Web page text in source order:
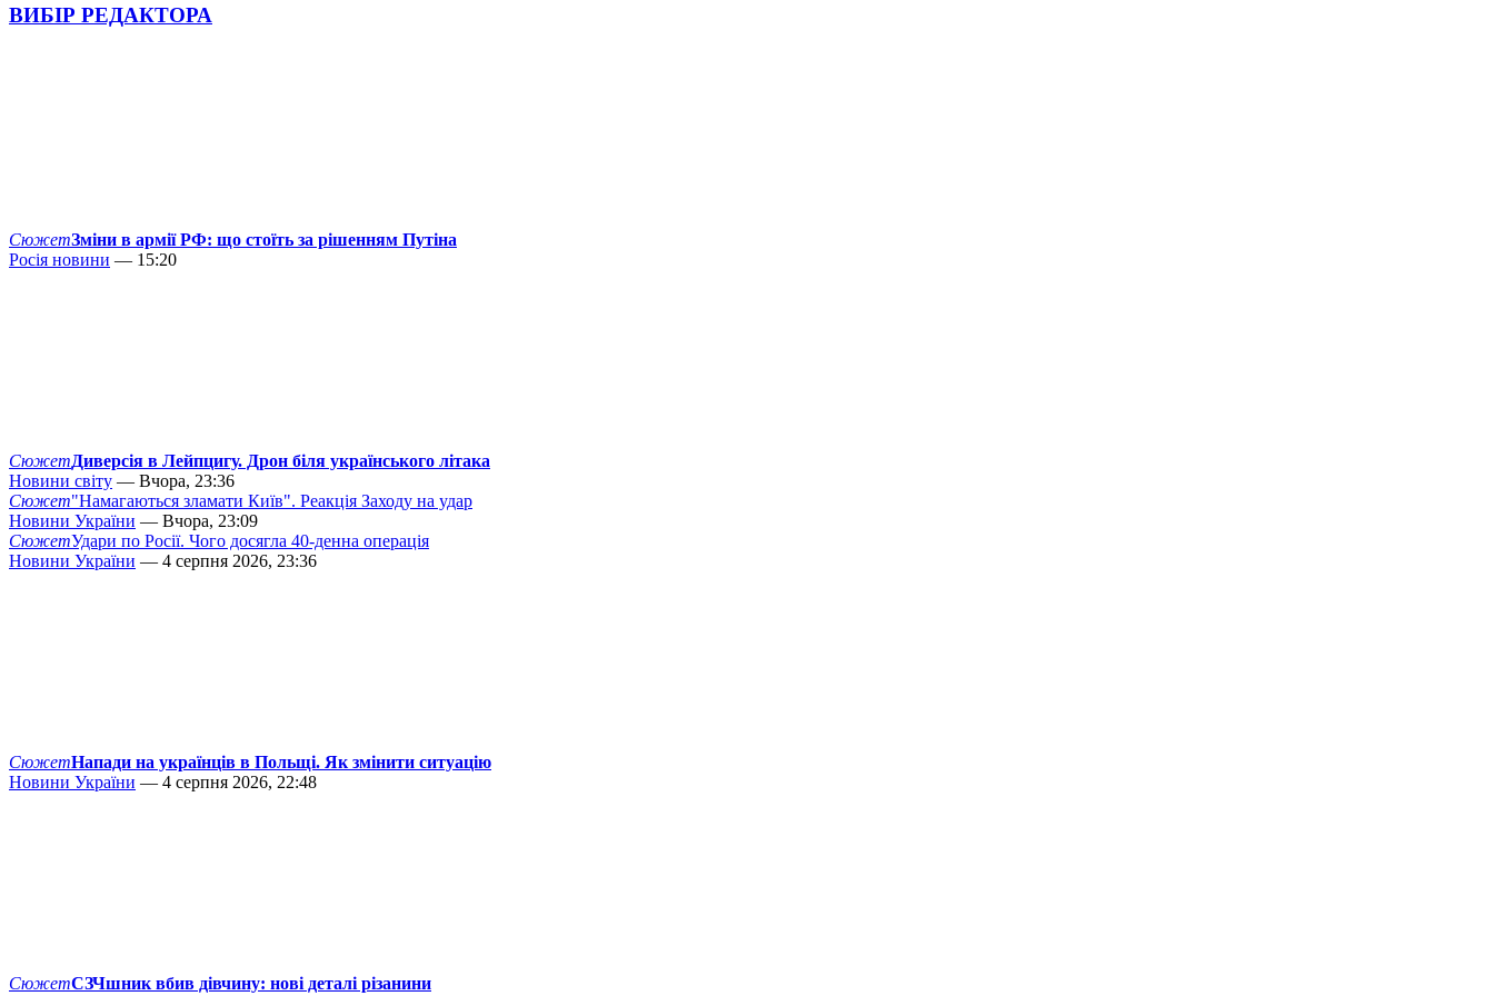
ВИБІР РЕДАКТОРА
СюжетЗміни в армії РФ: що стоїть за рішенням Путіна
Росія новини — 15:20
СюжетДиверсія в Лейпцигу. Дрон біля українського літака
Новини світу — Вчора, 23:36
Сюжет"Намагаються зламати Київ". Реакція Заходу на удар
Новини України — Вчора, 23:09
СюжетУдари по Росії. Чого досягла 40-денна операція
Новини України — 4 серпня 2026, 23:36
СюжетНапади на українців в Польщі. Як змінити ситуацію
Новини України — 4 серпня 2026, 22:48
СюжетСЗЧшник вбив дівчину: нові деталі різанини